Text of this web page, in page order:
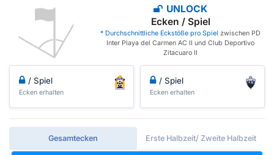
UNLOCK
Ecken / Spiel
* Durchschnittliche Eckstöße pro Spiel zwischen PD
Inter Playa del Carmen AC II und Club Deportivo
Zitacuaro II
/ Spiel
Ecken erhalten
/ Spiel
Ecken erhalten
Gesamtecken Erste Halbzeit/ Zweite Halbzeit